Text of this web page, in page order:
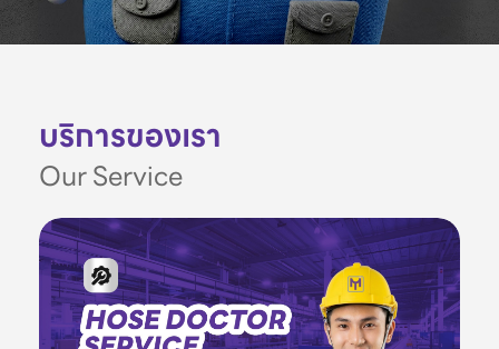
บริการของเรา
Our Service